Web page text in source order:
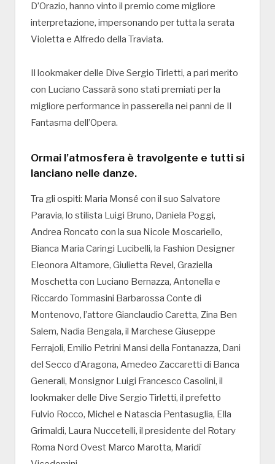
D’Orazio, hanno vinto il premio come migliore
interpretazione, impersonando per tutta la serata
Violetta e Alfredo della Traviata.
Il lookmaker delle Dive Sergio Tirletti, a pari merito
con Luciano Cassarà sono stati premiati per la
migliore performance in passerella nei panni de Il
Fantasma dell’Opera.
Ormai l’atmosfera è travolgente e tutti si
lanciano nelle danze.
Tra gli ospiti: Maria Monsé con il suo Salvatore
Paravia, lo stilista Luigi Bruno, Daniela Poggi,
Andrea Roncato con la sua Nicole Moscariello,
Bianca Maria Caringi Lucibelli, la Fashion Designer
Eleonora Altamore, Giulietta Revel, Graziella
Moschetta con Luciano Bernazza, Antonella e
Riccardo Tommasini Barbarossa Conte di
Montenovo, l’attore Gianclaudio Caretta, Zina Ben
Salem, Nadia Bengala, il Marchese Giuseppe
Ferrajoli, Emilio Petrini Mansi della Fontanazza, Dani
del Secco d’Aragona, Amedeo Zaccaretti di Banca
Generali, Monsignor Luigi Francesco Casolini, il
lookmaker delle Dive Sergio Tirletti, il prefetto
Fulvio Rocco, Michel e Natascia Pentasuglia, Ella
Grimaldi, Laura Nuccetelli, il presidente del Rotary
Roma Nord Ovest Marco Marotta, Maridì